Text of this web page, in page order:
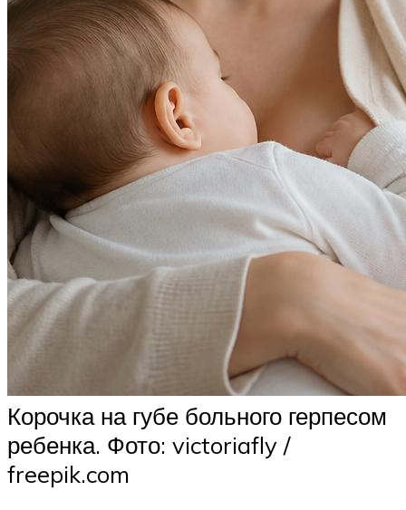
Корочка на губе больного герпесом
ребенка. Фото: victoriafly /
freepik.com